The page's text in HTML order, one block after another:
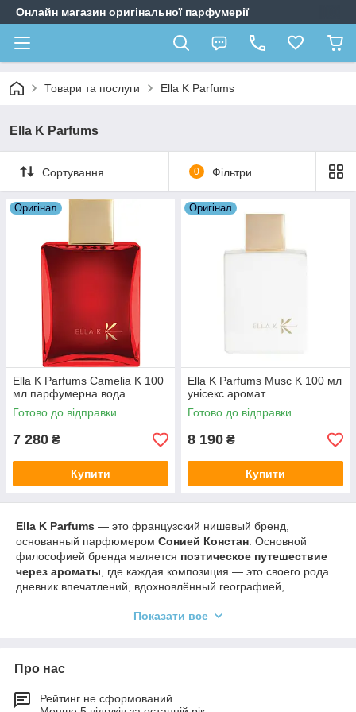
Онлайн магазин оригінальної парфумерії
Товари та послуги Ella K Parfums
Ella K Parfums
Сортування 0 Фільтри
Оригiнал
Ella K Parfums Camelia K 100
мл парфумерна вода
Готово до відправки
7 280 ₴
Купити
Оригiнал
Ella K Parfums Musc K 100 мл
унісекс аромат
Готово до відправки
8 190 ₴
Купити
Ella K Parfums — это французский нишевый бренд,
основанный парфюмером Сонией Констан . Основной
философией бренда является поэтическое путешествие
через ароматы , где каждая композиция — это своего рода
дневник впечатлений, вдохновлённый географией,
женскому образу, символувнутренней силы, интеллекта и
🌍 Парфюмерное направление и стиль
Ella K Parfums
🧭 1.Ароматы-путешествия
Показати все
Про нас
Рейтинг не сформований